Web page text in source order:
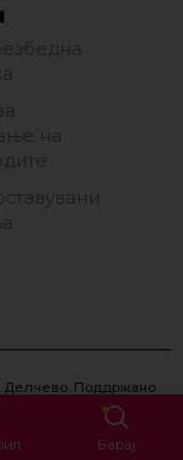
Барај
на
Делчево. Поддржано